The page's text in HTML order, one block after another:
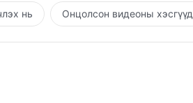
нь Онцолсон видеоны хэсгүүд